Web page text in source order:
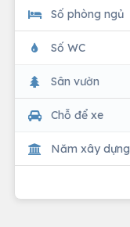
Số phòng ngủ
Số WC
Sân vườn
Chỗ để xe
Năm xây dựng